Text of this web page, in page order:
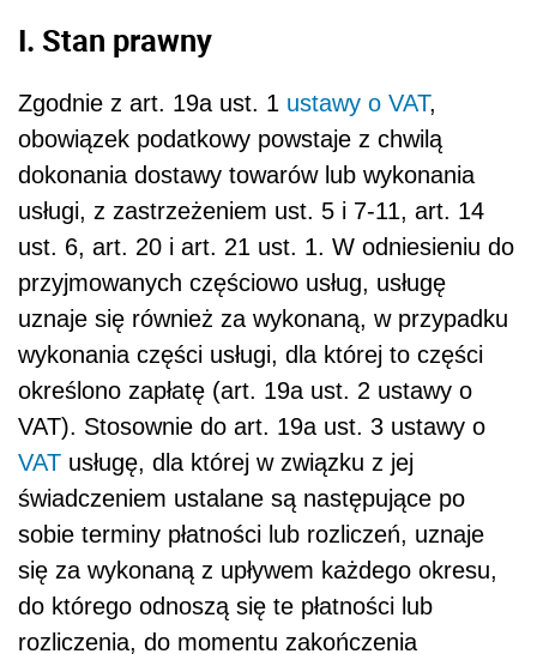
I. Stan prawny
Zgodnie z art. 19a ust. 1 ustawy o VAT,
obowiązek podatkowy powstaje z chwilą
dokonania dostawy towarów lub wykonania
usługi, z zastrzeżeniem ust. 5 i 7-11, art. 14
ust. 6, art. 20 i art. 21 ust. 1. W odniesieniu do
przyjmowanych częściowo usług, usługę
uznaje się również za wykonaną, w przypadku
wykonania części usługi, dla której to części
określono zapłatę (art. 19a ust. 2 ustawy o
VAT). Stosownie do art. 19a ust. 3 ustawy o
VAT usługę, dla której w związku z jej
świadczeniem ustalane są następujące po
sobie terminy płatności lub rozliczeń, uznaje
się za wykonaną z upływem każdego okresu,
do którego odnoszą się te płatności lub
rozliczenia, do momentu zakończenia